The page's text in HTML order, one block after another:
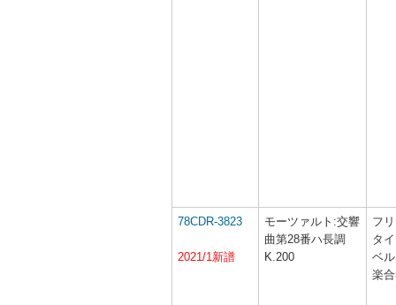
78CDR-3823
2021/1新譜
モーツァルト:交響
曲第28番ハ長調
K.200
フ
タ
ベ
楽